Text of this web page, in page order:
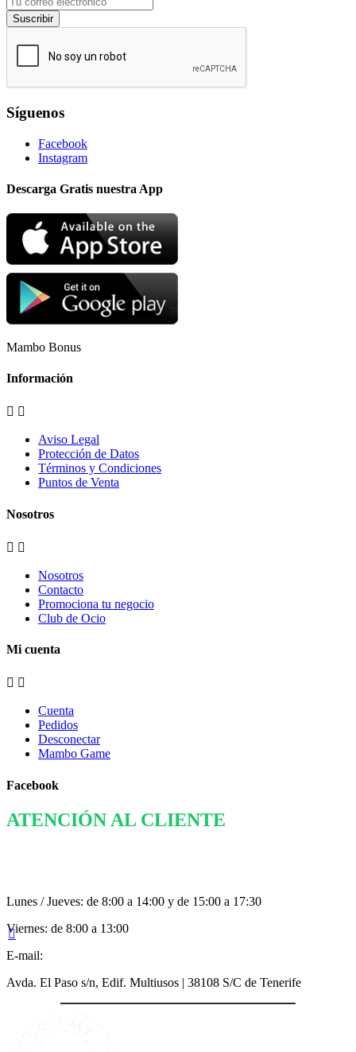
Suscribir
Síguenos
Facebook
Instagram
Descarga Gratis nuestra App
Mambo Bonus
Información
 
Aviso Legal
Protección de Datos
Términos y Condiciones
Puntos de Venta
Nosotros
 
Nosotros
Contacto
Promociona tu negocio
Club de Ocio
Mi cuenta
 
Cuenta
Pedidos
Desconectar
Mambo Game
Facebook
ATENCIÓN AL CLIENTE
Lunes / Jueves: de 8:00 a 14:00 y de 15:00 a 17:30
Viernes: de 8:00 a 13:00
E-mail:
Avda. El Paso s/n, Edif. Multiusos | 38108 S/C de Tenerife
